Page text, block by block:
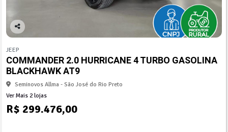
Co
arti
lhe
JEEP
COMMANDER 2.0 HURRICANE 4 TURBO GASOLINA
BLACKHAWK AT9
Seminovos Allma - São José do Rio Preto
Ver Mais 2 lojas
R$ 299.476,00